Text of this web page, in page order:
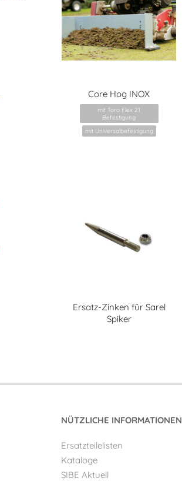
Core Hog INOX
mit Toro Flex 21
Befestigung
mit Universalbefestigung
Ersatz-Zinken für Sarel
Spiker
NÜTZLICHE INFORMATIONEN
Ersatzteilelisten
Kataloge
SIBE Aktuell